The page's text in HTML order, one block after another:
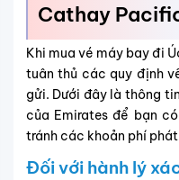
Cathay
Khi mua vé máy bay đi
tuân thủ các quy định
gửi. Dưới đây là thông
của Emirates để bạn
tránh các khoản phí phát
Đối với hành lý